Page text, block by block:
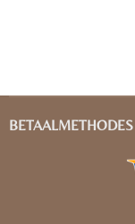
BETAALMETHODES